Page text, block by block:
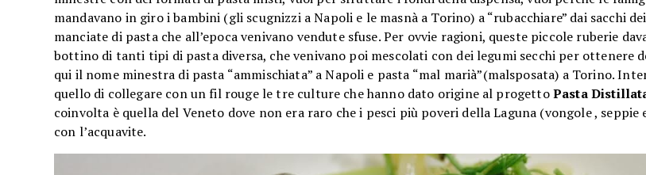
mandavano in giro i bambini (gli scugnizzi a Napoli e le masnà a Torino) a “rubacchiare” dai sacchi
manciate di pasta che all’epoca venivano vendute sfuse. Per ovvie ragioni, queste piccole ruberie
bottino di tanti tipi di pasta diversa, che venivano poi mescolati con dei legumi secchi per ottenere
qui il nome minestra di pasta “ammischiata” a Napoli e pasta “mal marià”(malsposata) a Torino.
quello di collegare con un fil rouge le tre culture che hanno dato origine al progettoPasta
coinvolta è quella del Veneto dove non era raro che i pesci più poveri della Laguna (vongole , seppie
con l’acquavite.